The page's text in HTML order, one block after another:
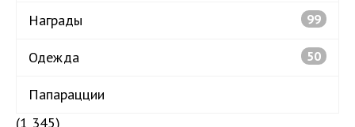
Награды 99
Одежда 50
Папарацции
(1 345)